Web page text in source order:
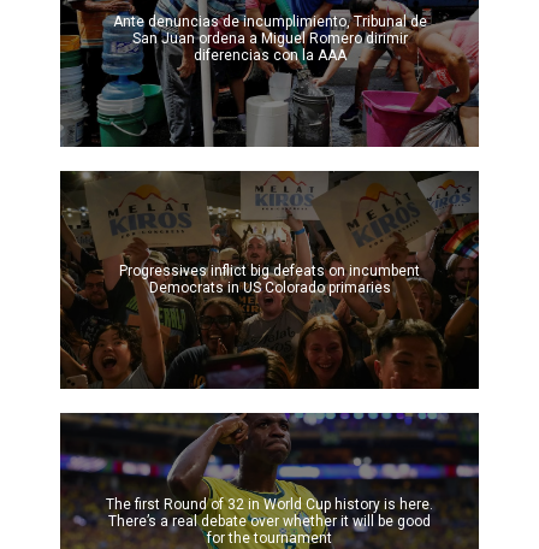
Ante denuncias de incumplimiento, Tribunal de
San Juan ordena a Miguel Romero dirimir
diferencias con la AAA
Progressives inflict big defeats on incumbent
Democrats in US Colorado primaries
The first Round of 32 in World Cup history is here.
There’s a real debate over whether it will be good
for the tournament